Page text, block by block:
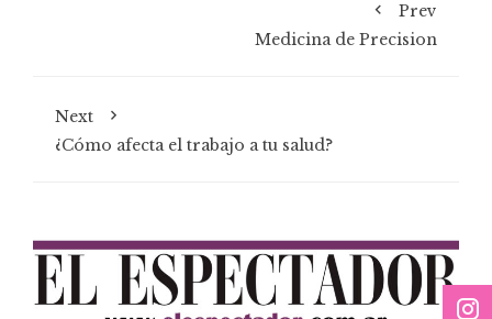
Prev
Medicina de Precision
Next
¿Cómo afecta el trabajo a tu salud?